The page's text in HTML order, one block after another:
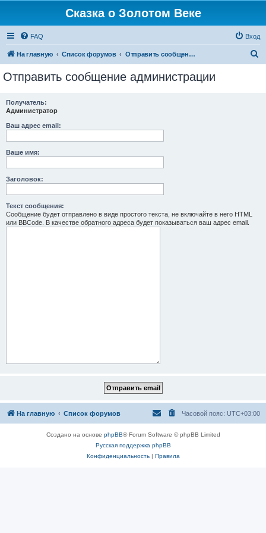
Сказка о Золотом Веке
FAQ Вход
На главную Список форумов Отправить сообщение администрации
Отправить сообщение администрации
Получатель:
Администратор
Ваш адрес email:
Ваше имя:
Заголовок:
Текст сообщения:
Сообщение будет отправлено в виде простого текста, не включайте в него HTML
или BBCode. В качестве обратного адреса будет показываться ваш адрес email.
На главную Список форумов Часовой пояс: UTC+03:00
Создано на основе phpBB® Forum Software © phpBB Limited
Русская поддержка phpBB
Конфиденциальность| Правила